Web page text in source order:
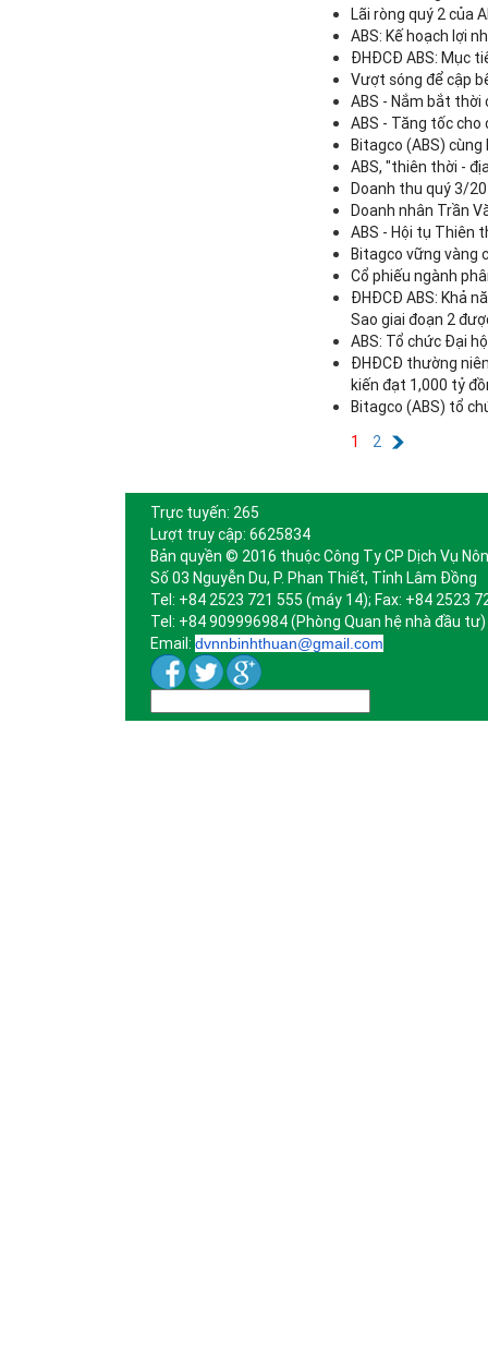
Lãi ròng quý 2 của
ABS: Kế hoạch lợi
ĐHĐCĐ ABS: Mục
Vượt sóng để cập
ABS - Nắm bắt thời
ABS - Tăng tốc
Bitagco (ABS)
ABS, "thiên thời -
Doanh thu quý 3/
Doanh nhân Trần
ABS - Hội tụ Thiên
Bitagco vững vàng
Cổ phiếu ngành
ĐHĐCĐ ABS: Khả
Sao giai đoạn 2
ABS: Tổ chức Đại
ĐHĐCĐ thường
kiến đạt 1,000 tỷ
Bitagco (ABS) tổ
1
2
Trực tuyến: 265
Lượt truy cập: 6625834
Bản quyền © 2016 thuộc Công Ty CP Dịch Vụ
Số 03 Nguyễn Du, P. Phan Thiết, Tỉnh Lâm Đồng
Tel: +84 2523 721 555 (máy 14); Fax: +84 2523
Tel: +84 909996984 (Phòng Quan hệ nhà đầu tư)
Email: dvnnbinhthuan@gmail.com